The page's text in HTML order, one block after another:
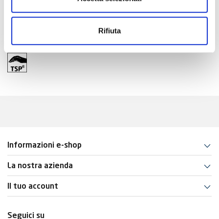
Rifiuta
Informazioni e-shop
La nostra azienda
Il tuo account
Seguici su